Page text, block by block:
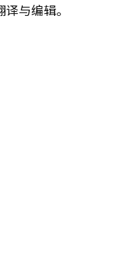
与编辑。